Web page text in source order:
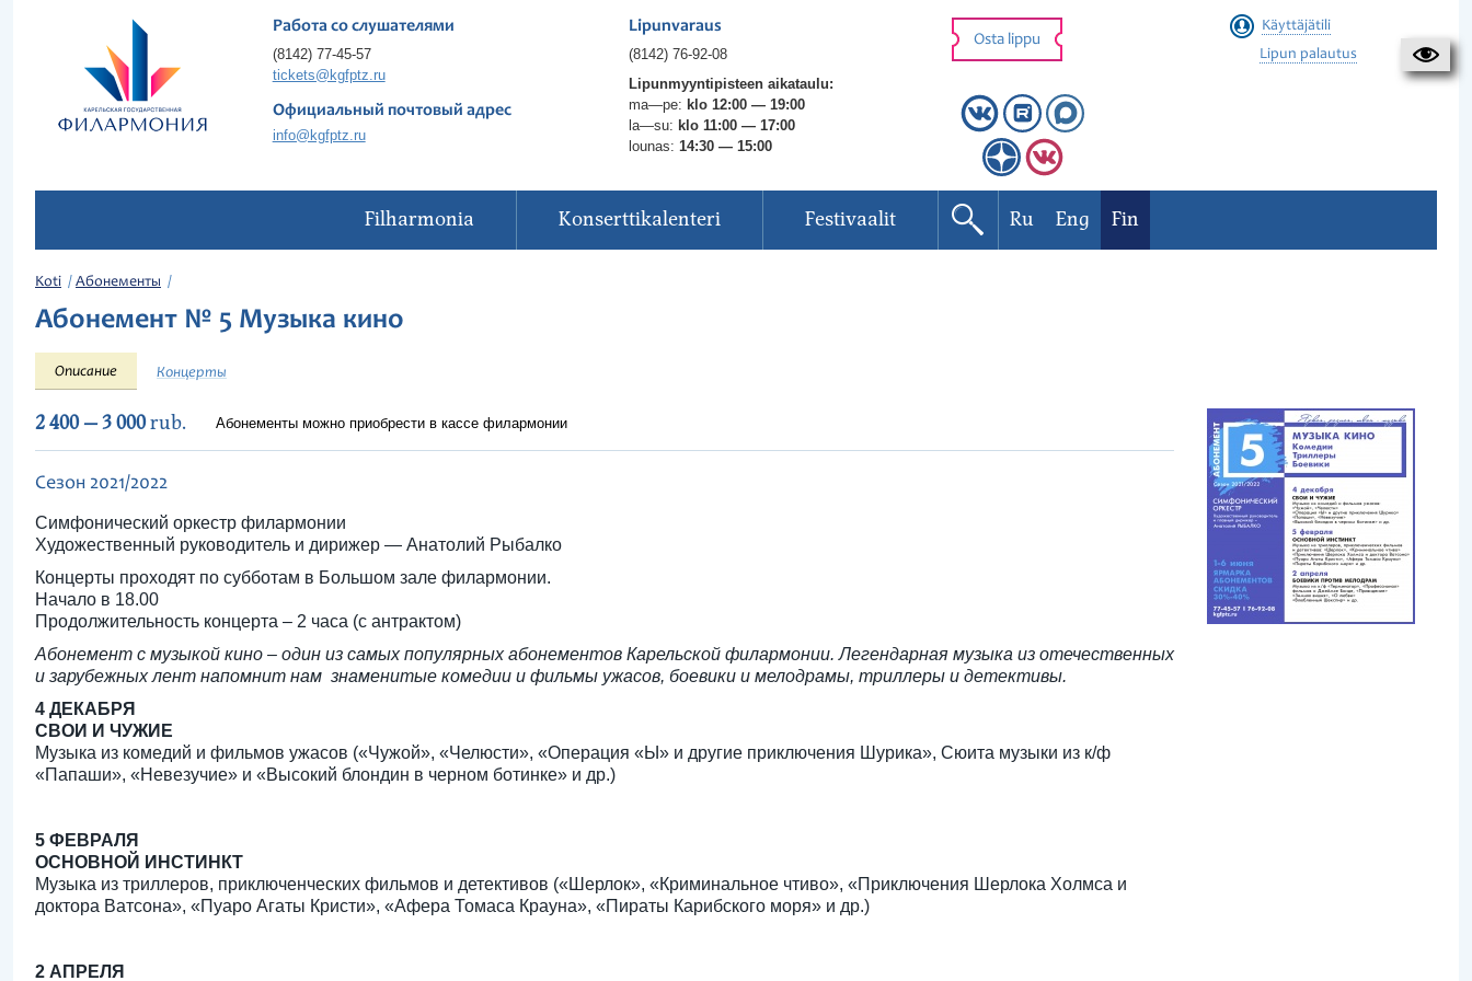
Работа со слушателями
(8142) 77-45-57
tickets@kgfptz.ru
Официальный почтовый адрес
info@kgfptz.ru
Lipunvaraus
(8142) 76-92-08
Lipunmyyntipisteen aikataulu:
ma—pe: klo 12:00 — 19:00
la—su: klo 11:00 — 17:00
lounas: 14:30 — 15:00
Osta lippu
Käyttäjätili
Lipun palautus
Filharmonia Konserttikalenteri Festivaalit Ru Eng Fin
Koti Абонементы
Абонемент № 5 Музыка кино
Описание Концерты
2 400 — 3 000rub. Абонементы можно приобрести в кассе филармонии
Сезон 2021/2022
Симфонический оркестр филармонии
Художественный руководитель и дирижер — Анатолий Рыбалко
Концерты проходят по субботам в Большом зале филармонии.
Начало в 18.00
Продолжительность концерта – 2 часа (с антрактом)
Абонемент с музыкой кино – один из самых популярных абонементов Карельской филармонии. Легендарная музыка из отечественных
и зарубежных лент напомнит нам знаменитые комедии и фильмы ужасов, боевики и мелодрамы, триллеры и детективы.
4 ДЕКАБРЯ
СВОИ И ЧУЖИЕ
Музыка из комедий и фильмов ужасов («Чужой», «Челюсти», «Операция «Ы» и другие приключения Шурика», Сюита музыки из к/ф
«Папаши», «Невезучие» и «Высокий блондин в черном ботинке» и др.)
5 ФЕВРАЛЯ
ОСНОВНОЙ ИНСТИНКТ
Музыка из триллеров, приключенческих фильмов и детективов («Шерлок», «Криминальное чтиво», «Приключения Шерлока Холмса и
доктора Ватсона», «Пуаро Агаты Кристи», «Афера Томаса Крауна», «Пираты Карибского моря» и др.)
2 АПРЕЛЯ